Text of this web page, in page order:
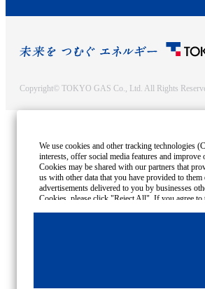
Copyright© TOKYO GAS Co., Ltd. All Rights
We use cookies and other tracking technologies
interests, offer social media features and
Cookies may be shared with our partners that
us with other data that you have provided to
advertisements delivered to you by businesses
Cookies, please click "Reject All". If you agree